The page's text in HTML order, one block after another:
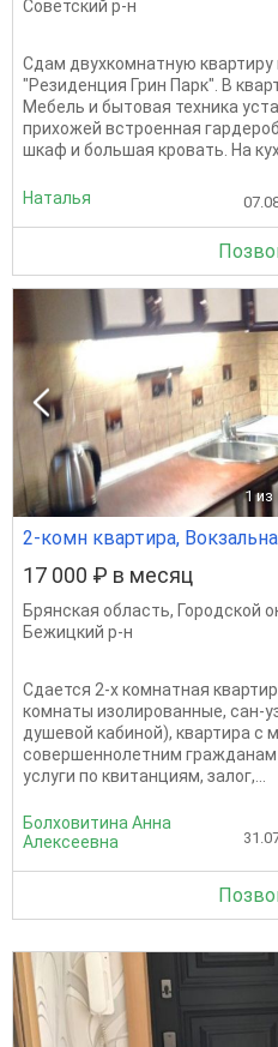
Советский р-н
Сдам двухкомнатную квартиру
"Резиденция Грин Парк". В
Мебель и бытовая техника
прихожей встроенная
шкаф и большая кровать. На
Наталья
1 из
2-комн квартира,
17 000 ₽ в месяц
Брянская область, Городской
Бежицкий р-н
Сдается 2-х комнатная
комнаты изолированные, сан-
душевой кабиной), квартира с
совершеннолетним
услуги по квитанциям, залог,...
Болховитина Анна
Алексеевна